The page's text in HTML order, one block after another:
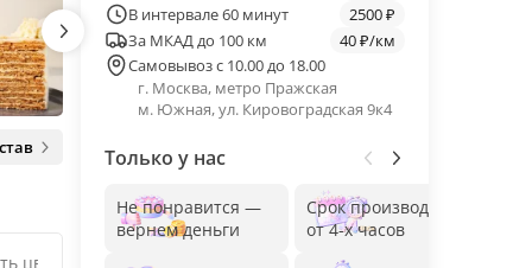
В интервале 60 минут
2500 ₽
За МКАД до 100 км
40 ₽/км
Самовывоз с 10.00 до 18.00
г. Москва, метро Пражская
м. Южная, ул. Кировоградская 9к4
Только у нас
Не понравится —
вернем деньги
Срок производства
от 4-х часов